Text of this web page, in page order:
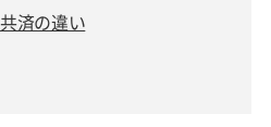
済の違い